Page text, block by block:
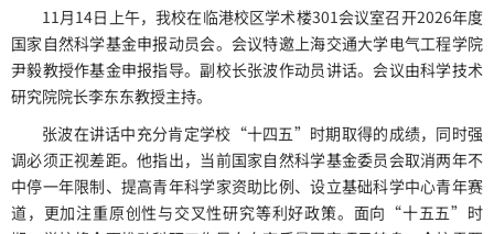
11月14日上午，我校在临港校区学术楼301会议室召开2026年度
国家自然科学基金申报动员会。会议特邀上海交通大学电气工程学院
尹毅教授作基金申报指导。副校长张波作动员讲话。会议由科学技术
研究院院长李东东教授主持。
张波在讲话中充分肯定学校“十四五”时期取得的成绩，同时强
调必须正视差距。他指出，当前国家自然科学基金委员会取消两年不
中停一年限制、提高青年科学家资助比例、设立基础科学中心青年赛
道，更加注重原创性与交叉性研究等利好政策。面向“十五五”时